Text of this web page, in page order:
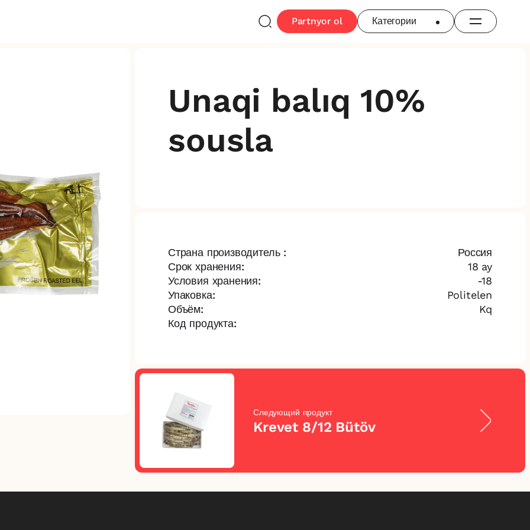
Partnyor ol Категории
Unaqi balıq 10%
sousla
Страна производитель :
Россия
Срок хранения:
18 ay
Условия хранения:
-18
Упаковка:
Politelen
Объём:
Kq
Код продукта:
Следующий продукт
Krevet 8/12 Bütöv